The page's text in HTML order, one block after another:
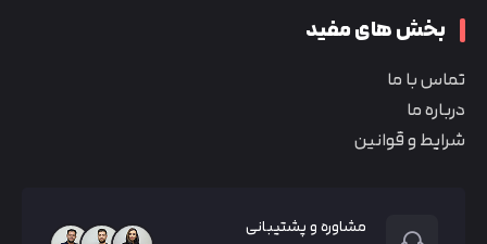
بخش های مفید
تماس با ما
درباره ما
شرایط و قوانین
مشاوره و پشتیبانی